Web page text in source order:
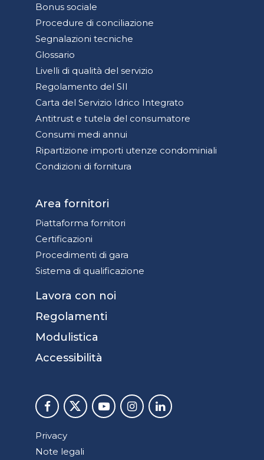
Bonus sociale
Procedure di conciliazione
Segnalazioni tecniche
Glossario
Livelli di qualità del servizio
Regolamento del SII
Carta del Servizio Idrico Integrato
Antitrust e tutela del consumatore
Consumi medi annui
Ripartizione importi utenze condominiali
Condizioni di fornitura
Area fornitori
Piattaforma fornitori
Certificazioni
Procedimenti di gara
Sistema di qualificazione
Lavora con noi
Regolamenti
Modulistica
Accessibilità
Privacy
Note legali